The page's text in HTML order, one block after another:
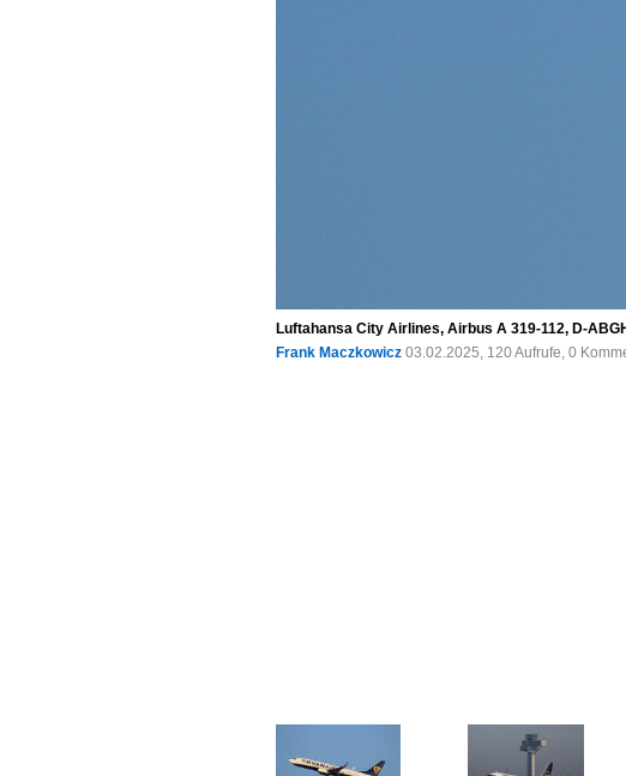
Luftahansa City Airlines, Airbus A 319-112, D-
Frank Maczkowicz 03.02.2025, 120 Aufrufe, 0